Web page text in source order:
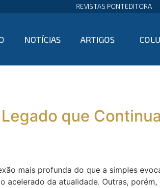
REVISTAS PONTEDITORA
NOTÍCIAS ARTIGOS
que
mais profunda do que a simples
acelerado da atualidade. Outras, porém,